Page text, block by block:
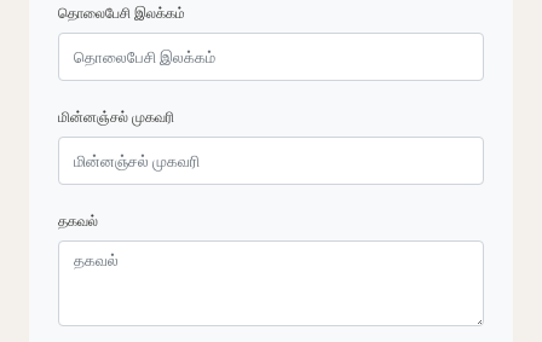
தொலைபேசி இலக்கம்
மின்னஞ்சல் முகவரி
தகவல்